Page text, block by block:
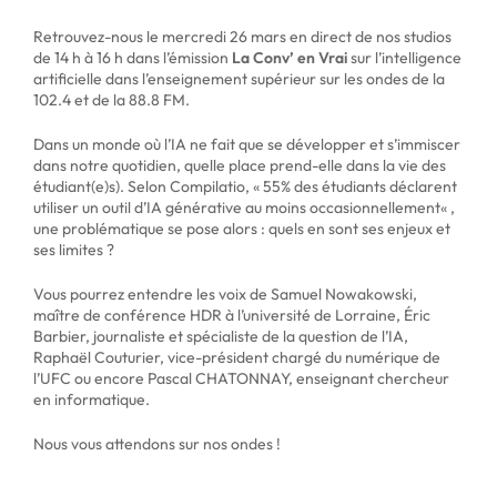
Retrouvez-nous le mercredi 26 mars en direct de nos studios
de 14 h à 16 h dans l’émission La Conv’ en Vraisur l’intelligence
artificielle dans l’enseignement supérieur sur les ondes de la
102.4 et de la 88.8 FM.
Dans un monde où l’IA ne fait que se développer et s’immiscer
dans notre quotidien, quelle place prend-elle dans la vie des
étudiant(e)s). Selon Compilatio, «55% des étudiants déclarent
utiliser un outil d’IA générative au moins occasionnellement« ,
une problématique se pose alors : quels en sont ses enjeux et
ses limites ?
Vous pourrez entendre les voix de Samuel Nowakowski,
maître de conférence HDR à l’université de Lorraine, Éric
Barbier, journaliste et spécialiste de la question de l’IA,
Raphaël Couturier, vice-président chargé du numérique de
l’UFC ou encore Pascal CHATONNAY, enseignant chercheur
en informatique.
Nous vous attendons sur nos ondes !